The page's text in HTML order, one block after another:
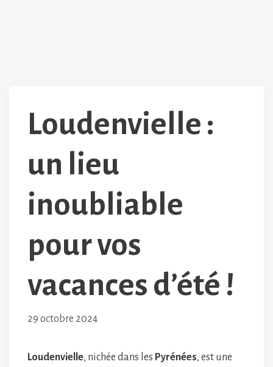
Loudenvielle :
un lieu
inoubliable
pour vos
vacances d’été !
29 octobre 2024
Loudenvielle, nichée dans les Pyrénées, est une